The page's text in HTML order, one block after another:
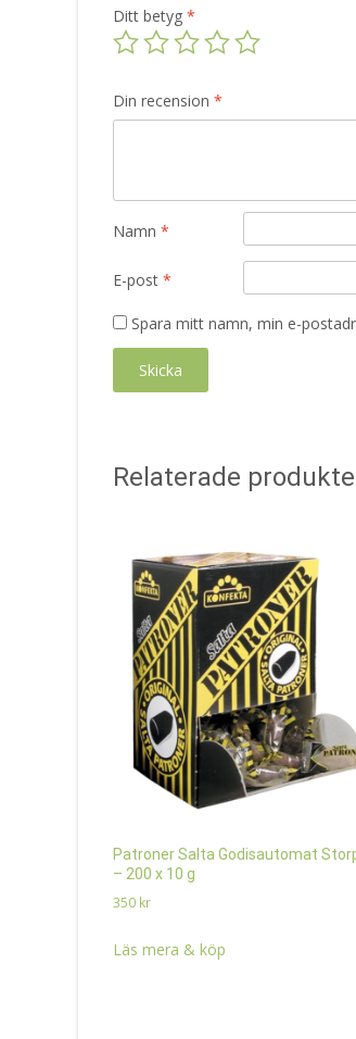
Ditt betyg *
Din recension *
Namn *
E-post *
Spara mitt namn, min e-
Relaterade
Patroner Salta Godisautomat
– 200 x 10 g
350 kr
Läs mera & köp